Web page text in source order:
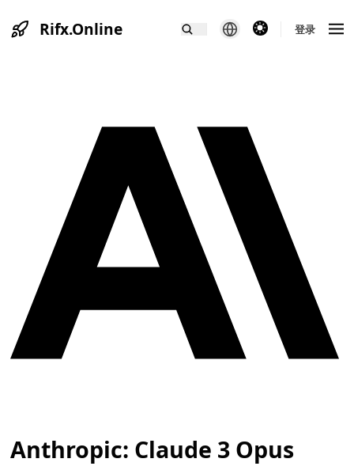
Rifx.Online theme switcher登录
Anthropic: Claude 3 Opus